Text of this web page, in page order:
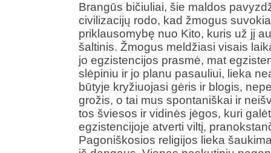
Brangūs bičiuliai, šie maldos
civilizacijų rodo, kad žmogus
priklausomybę nuo Kito, kuris už jį
šaltinis. Žmogus meldžiasi visais
jo egzistencijos prasmė, mat
slėpiniu ir jo planu pasauliui, lieka
būtyje kryžiuojasi gėris ir blogis,
grožis, o tai mus spontaniškai ir
tos šviesos ir vidinės jėgos, kuri
egzistencijoje atverti viltį,
Pagoniškosios religijos lieka